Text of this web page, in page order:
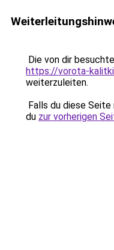
Die von dir
https://vorota-
weiterzuleiten.
Falls du diese
du zur vorherigen